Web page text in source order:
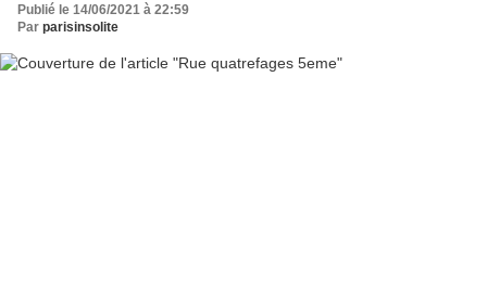
Publié le 14/06/2021 à 22:59
Par parisinsolite